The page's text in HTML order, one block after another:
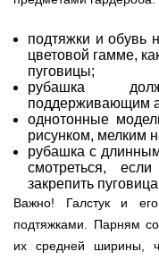
подтяжки и обувь
цветовой гамме,
пуговицы;
рубашка
поддерживающим
однотонные
рисунком, мелким
рубашка с
смотреться,
закрепить
Важно! Галстук и
подтяжками. Парням
их средней ширины,